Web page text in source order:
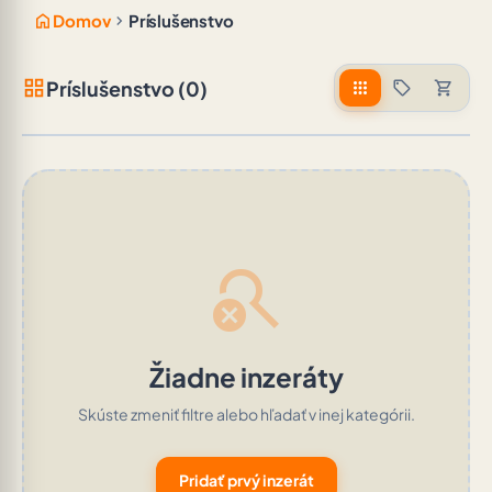
home Domov chevron_right Príslušenstvo
grid_viewPríslušenstvo (0) apps sell shopping_cart
search_off
Žiadne inzeráty
Skúste zmeniť filtre alebo hľadať v inej kategórii.
Pridať prvý inzerát